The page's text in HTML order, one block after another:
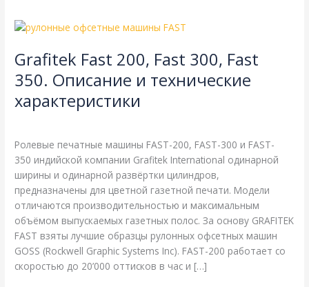
Grafitek Fast 200, Fast 300, Fast
350. Описание и технические
характеристики
Ролевые печатные машины FAST-200, FAST-300 и FAST-
350 индийской компании Grafitek International одинарной
ширины и одинарной развёртки цилиндров,
предназначены для цветной газетной печати. Модели
отличаются производительностью и максимальным
объёмом выпускаемых газетных полос. За основу GRAFITEK
FAST взяты лучшие образцы рулонных офсетных машин
GOSS (Rockwell Graphic Systems Inc). FAST-200 работает со
скоростью до 20’000 оттисков в час и […]
Grafitek
200,
300,
Fast
и
технические
характеристики